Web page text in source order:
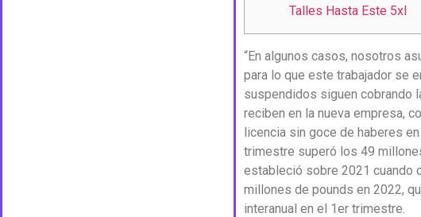
Talles Hasta Este 5xl
“En algunos casos, nosotros
para lo que este trabajador se
suspendidos siguen cobrando
reciben en la nueva empresa,
licencia sin goce de haberes
trimestre superó los 49
estableció sobre 2021 cuando
millones de pounds en 2022,
interanual en el 1er trimestre.